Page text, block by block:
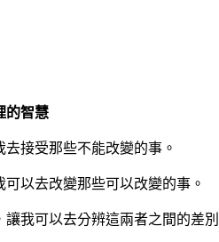
的智慧
接受那些不能改變的事。
以去改變那些可以改變的事。
我可以去分辨這兩者之間的差別